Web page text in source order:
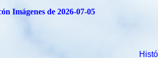
Imágenes de 2026-07-05